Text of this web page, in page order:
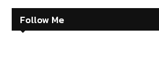
Follow Me